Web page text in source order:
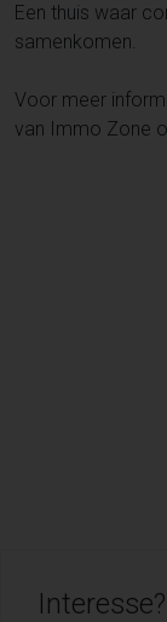
Een thuis waar
samenkomen.
Voor meer
van Immo Zone
Interesse?